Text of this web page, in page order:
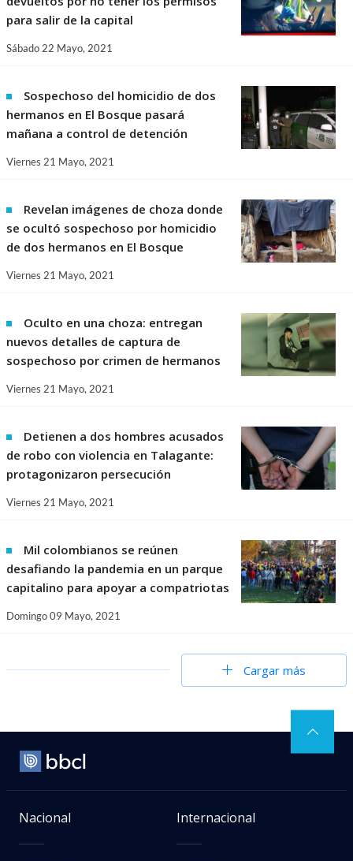
para salir de la capital
Sábado 22 Mayo, 2021
Sospechoso del homicidio de dos
hermanos en El Bosque pasará
mañana a control de detención
Viernes 21 Mayo, 2021
Revelan imágenes de choza donde
se ocultó sospechoso por homicidio
de dos hermanos en El Bosque
Viernes 21 Mayo, 2021
Oculto en una choza: entregan
nuevos detalles de captura de
sospechoso por crimen de hermanos
Viernes 21 Mayo, 2021
Detienen a dos hombres acusados
de robo con violencia en Talagante:
protagonizaron persecución
Viernes 21 Mayo, 2021
Mil colombianos se reúnen
desafiando la pandemia en un parque
capitalino para apoyar a compatriotas
Domingo 09 Mayo, 2021
Cargar más
Nacional Internacional